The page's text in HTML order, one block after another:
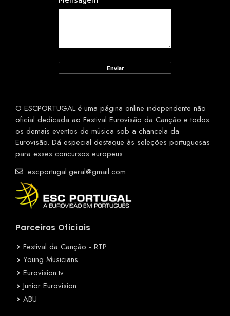
O ESCPORTUGAL é uma página online independente não
oficial dedicada ao Festival Eurovisão da Canção e todos
os demais eventos de música sob a chancela da
Eurovisão. Dá especial destaque às seleções portuguesas
para esses concursos europeus.
escportugal.geral@gmail.com
Parceiros Oficiais
Festival da Canção - RTP
Young Musicians
Eurovision.tv
Junior Eurovision
ABU